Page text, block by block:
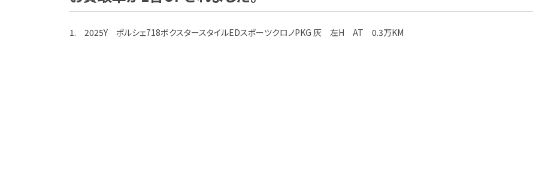
1. 2025Y ポルシェ718ボクスタースタイルEDスポーツクロノPKG 灰 左H AT 0.3万KM